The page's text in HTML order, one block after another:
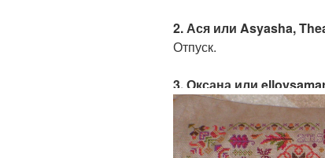
2. Ася или Asyasha,
Отпуск.
3. Оксана или